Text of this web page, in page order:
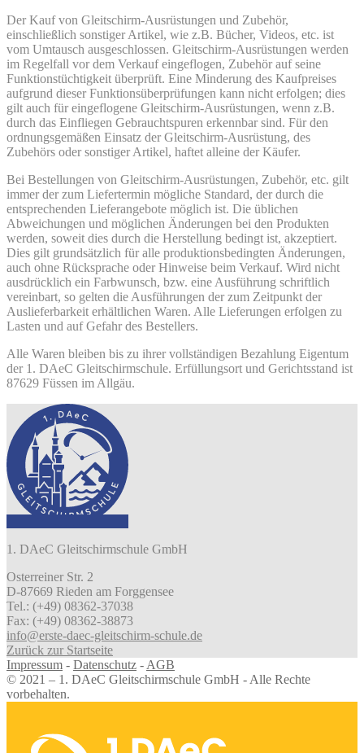
Der Kauf von Gleitschirm-Ausrüstungen und Zubehör,
einschließlich sonstiger Artikel, wie z.B. Bücher, Videos, etc. ist
vom Umtausch ausgeschlossen. Gleitschirm-Ausrüstungen werden
im Regelfall vor dem Verkauf eingeflogen, Zubehör auf seine
Funktionstüchtigkeit überprüft. Eine Minderung des Kaufpreises
aufgrund dieser Funktionsüberprüfungen kann nicht erfolgen; dies
gilt auch für eingeflogene Gleitschirm-Ausrüstungen, wenn z.B.
durch das Einfliegen Gebrauchtspuren erkennbar sind. Für den
ordnungsgemäßen Einsatz der Gleitschirm-Ausrüstung, des
Zubehörs oder sonstiger Artikel, haftet alleine der Käufer.
Bei Bestellungen von Gleitschirm-Ausrüstungen, Zubehör, etc. gilt
immer der zum Liefertermin mögliche Standard, der durch die
entsprechenden Lieferangebote möglich ist. Die üblichen
Abweichungen und möglichen Änderungen bei den Produkten
werden, soweit dies durch die Herstellung bedingt ist, akzeptiert.
Dies gilt grundsätzlich für alle produktionsbedingten Änderungen,
auch ohne Rücksprache oder Hinweise beim Verkauf. Wird nicht
ausdrücklich ein Farbwunsch, bzw. eine Ausführung schriftlich
vereinbart, so gelten die Ausführun­gen der zum Zeitpunkt der
Auslieferbarkeit erhältlichen Waren. Alle Lieferungen erfolgen zu
Lasten und auf Gefahr des Bestellers.
Alle Waren bleiben bis zu ihrer vollständigen Bezahlung Eigentum
der 1. DAeC Gleitschirmschule. Erfüllungsort und Gerichtsstand ist
87629 Füssen im Allgäu.
1. DAeC Gleitschirmschule GmbH
Osterreiner Str. 2
D-87669 Rieden am Forggensee
Tel.: (+49) 08362-37038
Fax: (+49) 08362-38873
info@erste-daec-gleitschirm-schule.de
Zurück zur Startseite
Impressum - Datenschutz - AGB
© 2021 – 1. DAeC Gleitschirmschule GmbH - Alle Rechte
vorbehalten.